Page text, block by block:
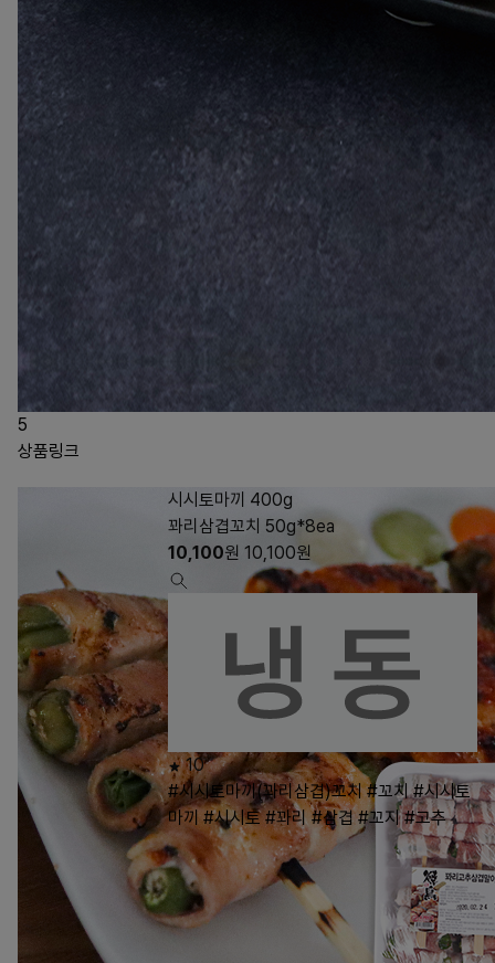
5
상품링크
시시토마끼 400g
꽈리삼겹꼬치 50g*8ea
10,100원 10,100원
10
#시시토마끼(꽈리삼겹)꼬치 #꼬치 #시시토
마끼 #시시토 #꽈리 #삼겹 #꼬지 #고추